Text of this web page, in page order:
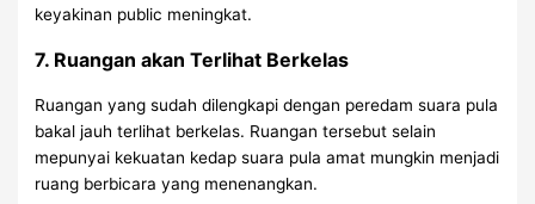
keyakinan public meningkat.
7. Ruangan akan Terlihat Berkelas
Ruangan yang sudah dilengkapi dengan peredam suara pula
bakal jauh terlihat berkelas. Ruangan tersebut selain
mepunyai kekuatan kedap suara pula amat mungkin menjadi
ruang berbicara yang menenangkan.